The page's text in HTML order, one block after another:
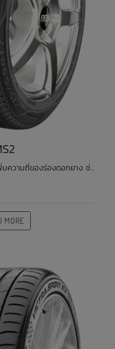
ความถี่ของร่องดอกยาง ช่...
MORE